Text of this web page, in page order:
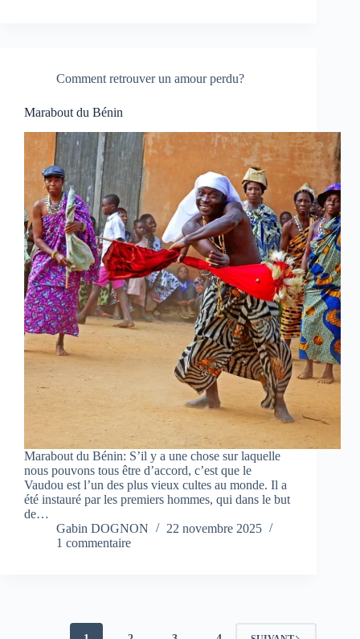
Comment retrouver un amour perdu?
Marabout du Bénin
Marabout du Bénin: S’il y a une chose sur laquelle
nous pouvons tous être d’accord, c’est que le
Vaudou est l’un des plus vieux cultes au monde. Il a
été instauré par les premiers hommes, qui dans le but
de…
Gabin DOGNON
22 novembre 2025
1 commentaire